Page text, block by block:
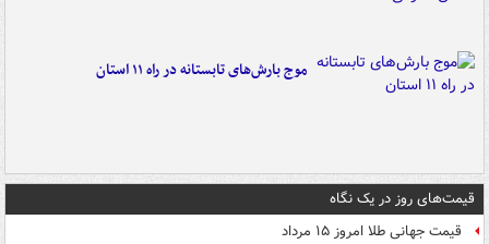
موج بارش‌های تابستانه در راه ۱۱ استان
قیمت‌های روز در یک نگاه
قیمت جهانی طلا امروز ۱۵ مرداد